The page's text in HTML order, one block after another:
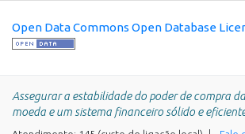
Open Data Commons Open Database
Assegurar a estabilidade do poder de compra da
moeda e um sistema financeiro sólido e